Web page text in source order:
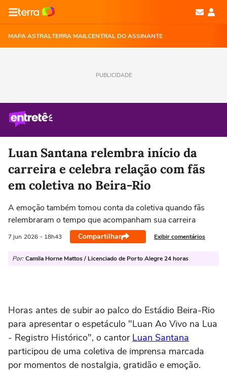
MAPA ASTRALTERRA MAILCENTRAL DO ASSINANTE
PUBLICIDADE
Luan Santana relembra início da
carreira e celebra relação com fãs
em coletiva no Beira-Rio
A emoção também tomou conta da coletiva quando fãs
relembraram o tempo que acompanham sua carreira
7 jun 2026 - 18h43 Compartilhar Exibir comentários
Por: Camila Horne Mattos / Licenciado de Porto Alegre 24 horas
Horas antes de subir ao palco do Estádio Beira-Rio
para apresentar o espetáculo "Luan Ao Vivo na Lua
- Registro Histórico", o cantor Luan Santana
participou de uma coletiva de imprensa marcada
por momentos de nostalgia, gratidão e emoção.